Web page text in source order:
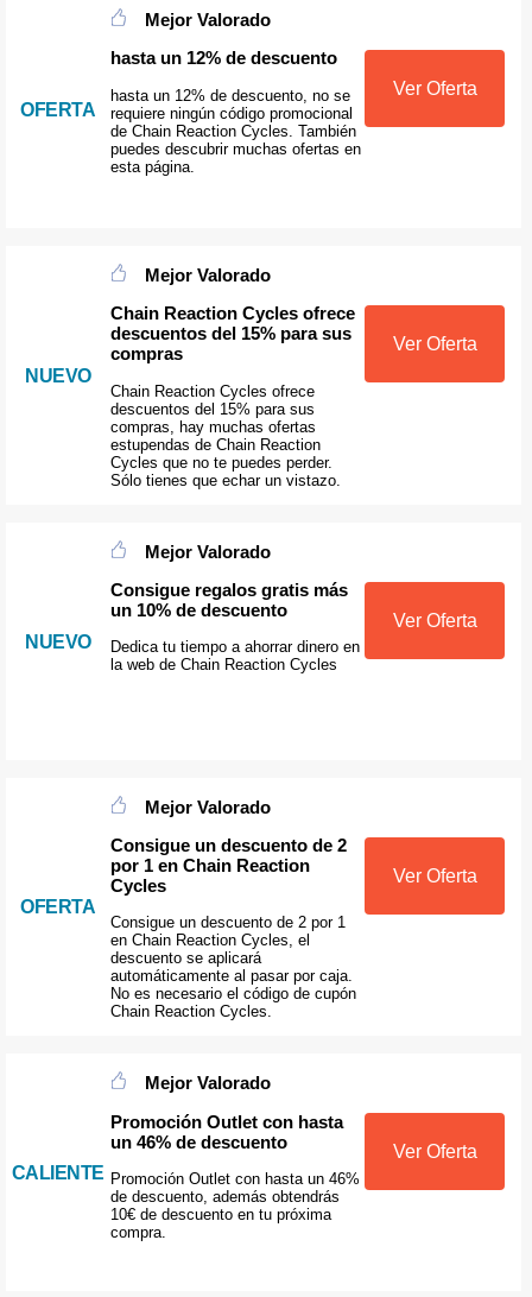
OFERTA
Mejor Valorado
hasta un 12% de descuento
hasta un 12% de descuento, no se
requiere ningún código promocional
de Chain Reaction Cycles. También
puedes descubrir muchas ofertas en
esta página.
Ver Oferta
NUEVO
Mejor Valorado
Chain Reaction Cycles ofrece
descuentos del 15% para sus
compras
Chain Reaction Cycles ofrece
descuentos del 15% para sus
compras, hay muchas ofertas
estupendas de Chain Reaction
Cycles que no te puedes perder.
Sólo tienes que echar un vistazo.
Ver Oferta
NUEVO
Mejor Valorado
Consigue regalos gratis más
un 10% de descuento
Dedica tu tiempo a ahorrar dinero en
la web de Chain Reaction Cycles
Ver Oferta
OFERTA
Mejor Valorado
Consigue un descuento de 2
por 1 en Chain Reaction
Cycles
Consigue un descuento de 2 por 1
en Chain Reaction Cycles, el
descuento se aplicará
automáticamente al pasar por caja.
No es necesario el código de cupón
Chain Reaction Cycles.
Ver Oferta
CALIENTE
Mejor Valorado
Promoción Outlet con hasta
un 46% de descuento
Promoción Outlet con hasta un 46%
de descuento, además obtendrás
10€ de descuento en tu próxima
compra.
Ver Oferta